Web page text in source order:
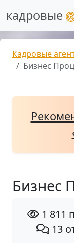
кадровые
Кадровые
Бизнес
Бизнес
1 811
13